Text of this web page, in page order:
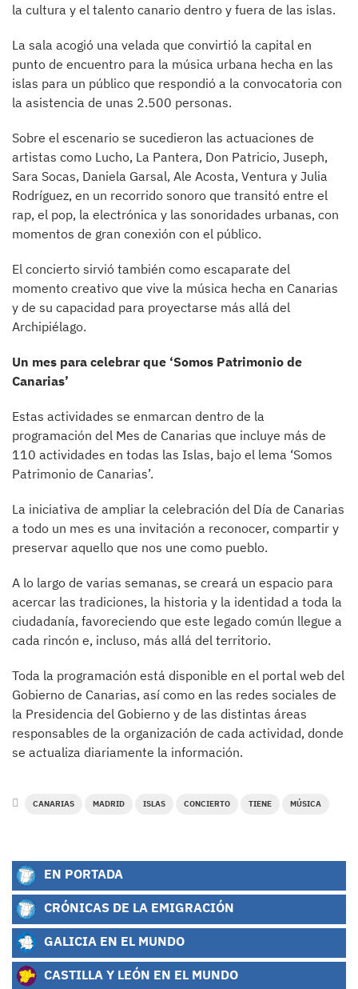
la cultura y el talento canario dentro y fuera de las islas.
La sala acogió una velada que convirtió la capital en
punto de encuentro para la música urbana hecha en las
islas para un público que respondió a la convocatoria con
la asistencia de unas 2.500 personas.
Sobre el escenario se sucedieron las actuaciones de
artistas como Lucho, La Pantera, Don Patricio, Juseph,
Sara Socas, Daniela Garsal, Ale Acosta, Ventura y Julia
Rodríguez, en un recorrido sonoro que transitó entre el
rap, el pop, la electrónica y las sonoridades urbanas, con
momentos de gran conexión con el público.
El concierto sirvió también como escaparate del
momento creativo que vive la música hecha en Canarias
y de su capacidad para proyectarse más allá del
Archipiélago.
Un mes para celebrar que ‘Somos Patrimonio de
Canarias’
Estas actividades se enmarcan dentro de la
programación del Mes de Canarias que incluye más de
110 actividades en todas las Islas, bajo el lema ‘Somos
Patrimonio de Canarias’.
La iniciativa de ampliar la celebración del Día de Canarias
a todo un mes es una invitación a reconocer, compartir y
preservar aquello que nos une como pueblo.
A lo largo de varias semanas, se creará un espacio para
acercar las tradiciones, la historia y la identidad a toda la
ciudadanía, favoreciendo que este legado común llegue a
cada rincón e, incluso, más allá del territorio.
Toda la programación está disponible en el portal web del
Gobierno de Canarias, así como en las redes sociales de
la Presidencia del Gobierno y de las distintas áreas
responsables de la organización de cada actividad, donde
se actualiza diariamente la información.
CANARIAS MADRID ISLAS CONCIERTO TIENE MÚSICA
EN PORTADA
CRÓNICAS DE LA EMIGRACIÓN
GALICIA EN EL MUNDO
CASTILLA Y LEÓN EN EL MUNDO